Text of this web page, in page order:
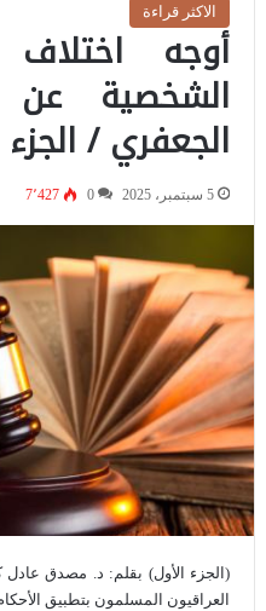
الاكثر قراءة
أوجه اختلاف
الشخصية عن
الجعفري / الجزء 1
5 سبتمبر، 2025 0 7٬427
(الجزء الأول) بقلم: د. مصدق عادل
العراقيون المسلمون بتطبيق